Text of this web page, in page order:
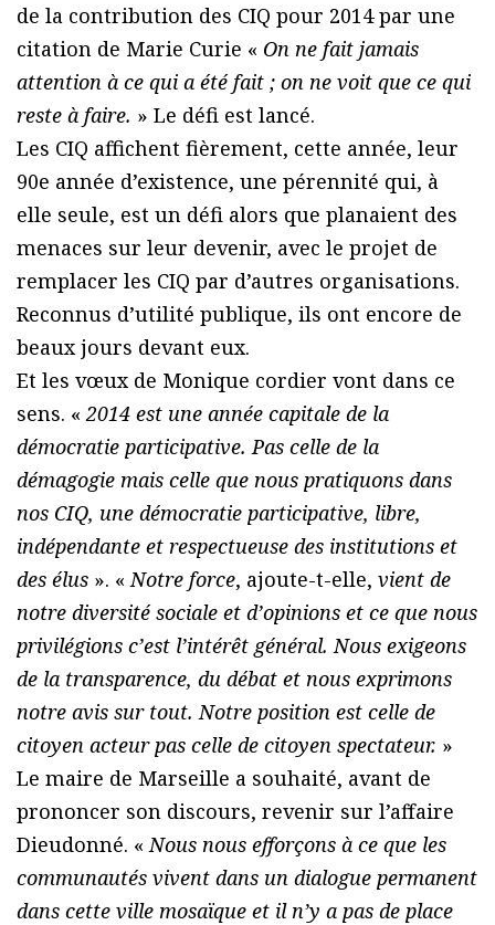
de la contribution des CIQ pour 2014 par une
citation de Marie Curie « On ne fait jamais
attention à ce qui a été fait ; on ne voit que ce qui
reste à faire. » Le défi est lancé.
Les CIQ affichent fièrement, cette année, leur
90e année d’existence, une pérennité qui, à
elle seule, est un défi alors que planaient des
menaces sur leur devenir, avec le projet de
remplacer les CIQ par d’autres organisations.
Reconnus d’utilité publique, ils ont encore de
beaux jours devant eux.
Et les vœux de Monique cordier vont dans ce
sens. «2014 est une année capitale de la
démocratie participative. Pas celle de la
démagogie mais celle que nous pratiquons dans
nos CIQ, une démocratie participative, libre,
indépendante et respectueuse des institutions et
des élus ». « Notre force, ajoute-t-elle, vient de
notre diversité sociale et d’opinions et ce que nous
privilégions c’est l’intérêt général. Nous exigeons
de la transparence, du débat et nous exprimons
notre avis sur tout. Notre position est celle de
citoyen acteur pas celle de citoyen spectateur. »
Le maire de Marseille a souhaité, avant de
prononcer son discours, revenir sur l’affaire
Dieudonné. «Nous nous efforçons à ce que les
communautés vivent dans un dialogue permanent
dans cette ville mosaïque et il n’y a pas de place